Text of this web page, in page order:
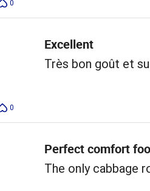
0
Excellent
Très bon goût et
0
Perfect comfort
The only cabbage